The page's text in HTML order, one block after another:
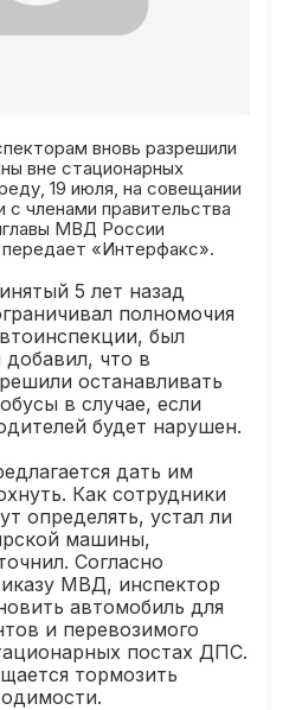
вновь разрешили
вне стационарных
19 июля, на совещании
с членами правительства
МВД России
«Интерфакс».
5 лет назад
полномочия
был
что в
останавливать
в случае, если
будет нарушен.
дать им
Как сотрудники
определять, устал ли
машины,
Согласно
МВД, инспектор
автомобиль для
и перевозимого
постах ДПС.
тормозить